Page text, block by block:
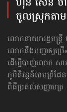
ចូលស្រុក​តាម
លោកនាយករដ្ឋមន្ត្
លោកនឹងបញ្ជា​ឲ្យប្រើ
ដើម្បីបាញ់លោក សម
ភូមិនិវន្តន៍តាមព្រំដ
ពិធីប្រគល់សញ្ញាបត្រ